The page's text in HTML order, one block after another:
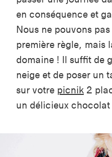
en conséquence et
Nous ne pouvons
première règle, mais
domaine ! Il suffit de
neige et de poser un
sur votre picnik 2
un délicieux